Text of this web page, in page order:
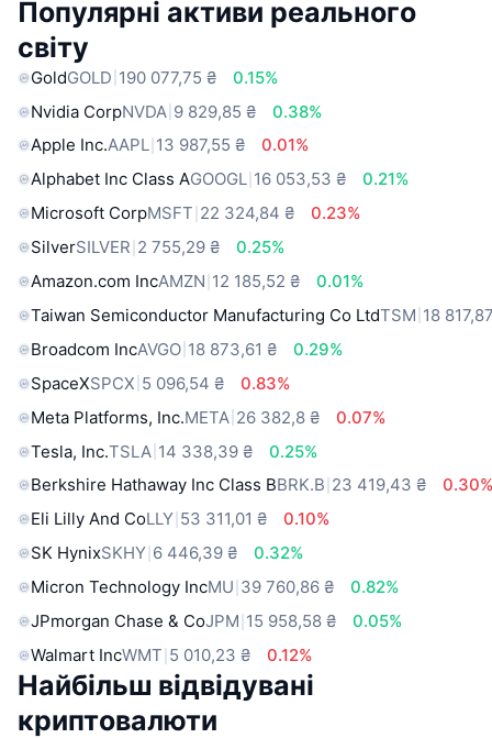
Популярні активи реального
світу
GoldGOLD 190 077,75 ₴
0.15%
Nvidia CorpNVDA 9 829,85 ₴
0.38%
Apple Inc.AAPL 13 987,55 ₴
0.01%
Alphabet Inc Class AGOOGL 16 053,53 ₴
0.21%
Microsoft CorpMSFT 22 324,84 ₴
0.23%
SilverSILVER 2 755,29 ₴
0.25%
Amazon.com IncAMZN 12 185,52 ₴
0.01%
Taiwan Semiconductor Manufacturing Co LtdTSM 18
Broadcom IncAVGO 18 873,61 ₴
0.29%
SpaceXSPCX 5 096,54 ₴
0.83%
Meta Platforms, Inc.META 26 382,8 ₴
0.07%
Tesla, Inc.TSLA 14 338,39 ₴
0.25%
Berkshire Hathaway Inc Class BBRK.B 23 419,43 ₴
Eli Lilly And CoLLY 53 311,01 ₴
0.10%
SK HynixSKHY 6 446,39 ₴
0.32%
Micron Technology IncMU 39 760,86 ₴
0.82%
JPmorgan Chase & CoJPM 15 958,58 ₴
0.05%
Walmart IncWMT 5 010,23 ₴ 0.12%
Найбільш відвідувані
криптовалюти